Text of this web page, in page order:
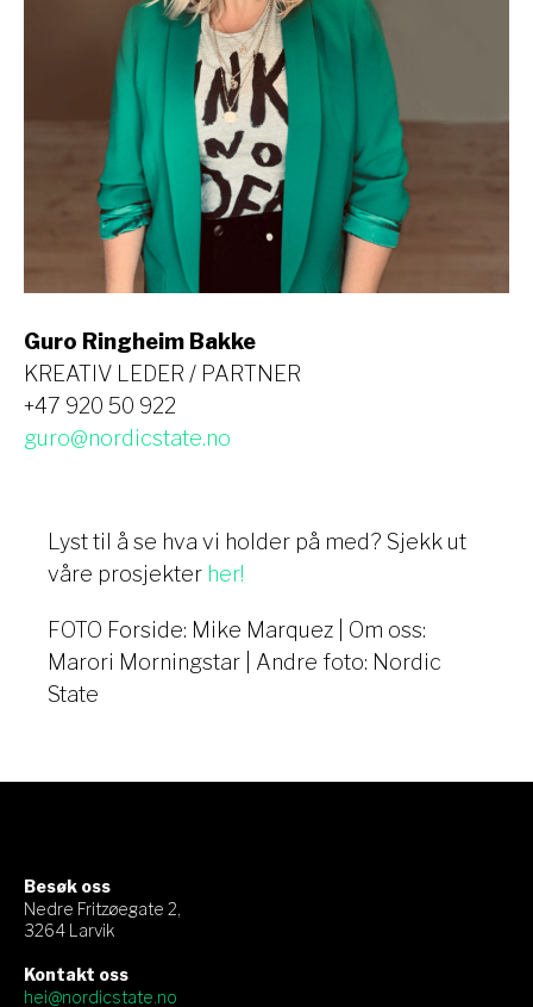
Guro Ringheim Bakke
KREATIV LEDER / PARTNER
+47 920 50 922
guro@nordicstate.no
Lyst til å se hva vi holder på med? Sjekk ut
våre prosjekter her!
FOTO Forside: Mike Marquez | Om oss:
Marori Morningstar | Andre foto: Nordic
State
Besøk oss
Nedre Fritzøegate 2,
3264 Larvik
Kontakt oss
hei@nordicstate.no